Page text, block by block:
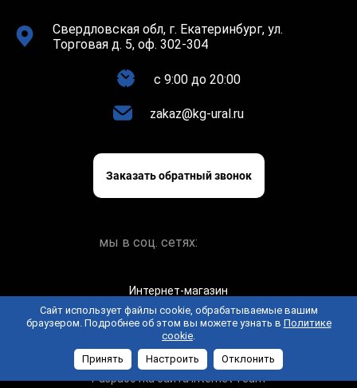
Свердловская обл, г. Екатеринбург, ул.
Торговая д. 5, оф. 302-304
c 9:00 до 20:00
zakaz@kg-ural.ru
Заказать обратный звонок
мы в соц. сетях:
Интернет-магазин
keramogranit.online © 2026
Политика конфиденциальности
соглашение
Разработка сайта Internet Team
Сайт использует файлы cookie, обрабатываемые вашим
браузером. Подробнее об этом вы можете узнать в Политике
cookie.
Принять
Настроить Отклонить